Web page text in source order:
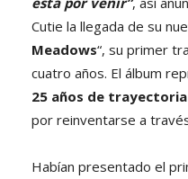
Cutie la llegada de su
Meadows“, su primer
cuatro años. El álbum
25 años de trayectoria
por reinventarse a
Habían presentado el